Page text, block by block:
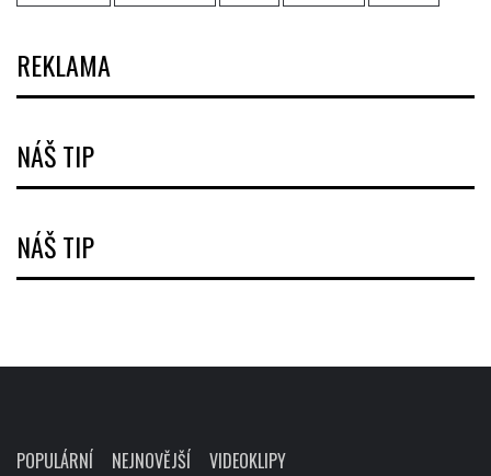
REKLAMA
NÁŠ TIP
NÁŠ TIP
POPULÁRNÍ NEJNOVĚJŠÍ VIDEOKLIPY